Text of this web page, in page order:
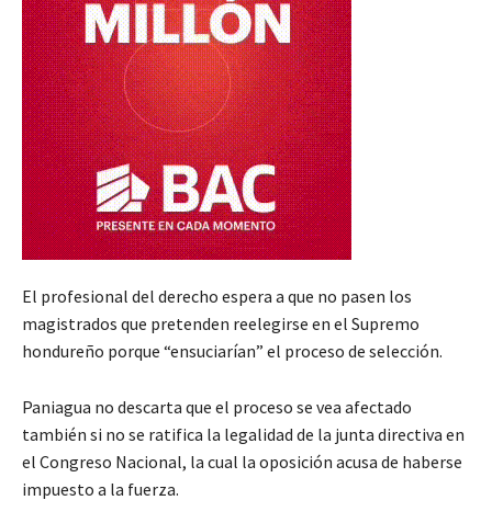
El profesional del derecho espera a que no pasen los
magistrados que pretenden reelegirse en el Supremo
hondureño porque “ensuciarían” el proceso de selección.
Paniagua no descarta que el proceso se vea afectado
también si no se ratifica la legalidad de la junta directiva en
el Congreso Nacional, la cual la oposición acusa de haberse
impuesto a la fuerza.